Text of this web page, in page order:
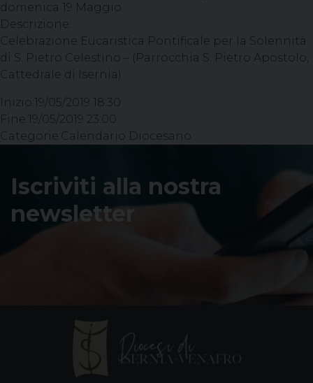
domenica 19 Maggio
Descrizione:
Celebrazione Eucaristica Pontificale per la Solennità
di S. Pietro Celestino – (Parrocchia S. Pietro Apostolo,
Cattedrale di Isernia)
Inizio: 19/05/2019 18:30
Fine: 19/05/2019 23:00
Categorie: Calendario Diocesano
Iscriviti alla nostra
newsletter